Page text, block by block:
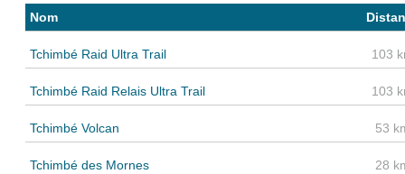
Nom
Tchimbé Raid Ultra Trail 103
Tchimbé Raid Relais Ultra Trail 103
Tchimbé Volcan 53
Tchimbé des Mornes 28